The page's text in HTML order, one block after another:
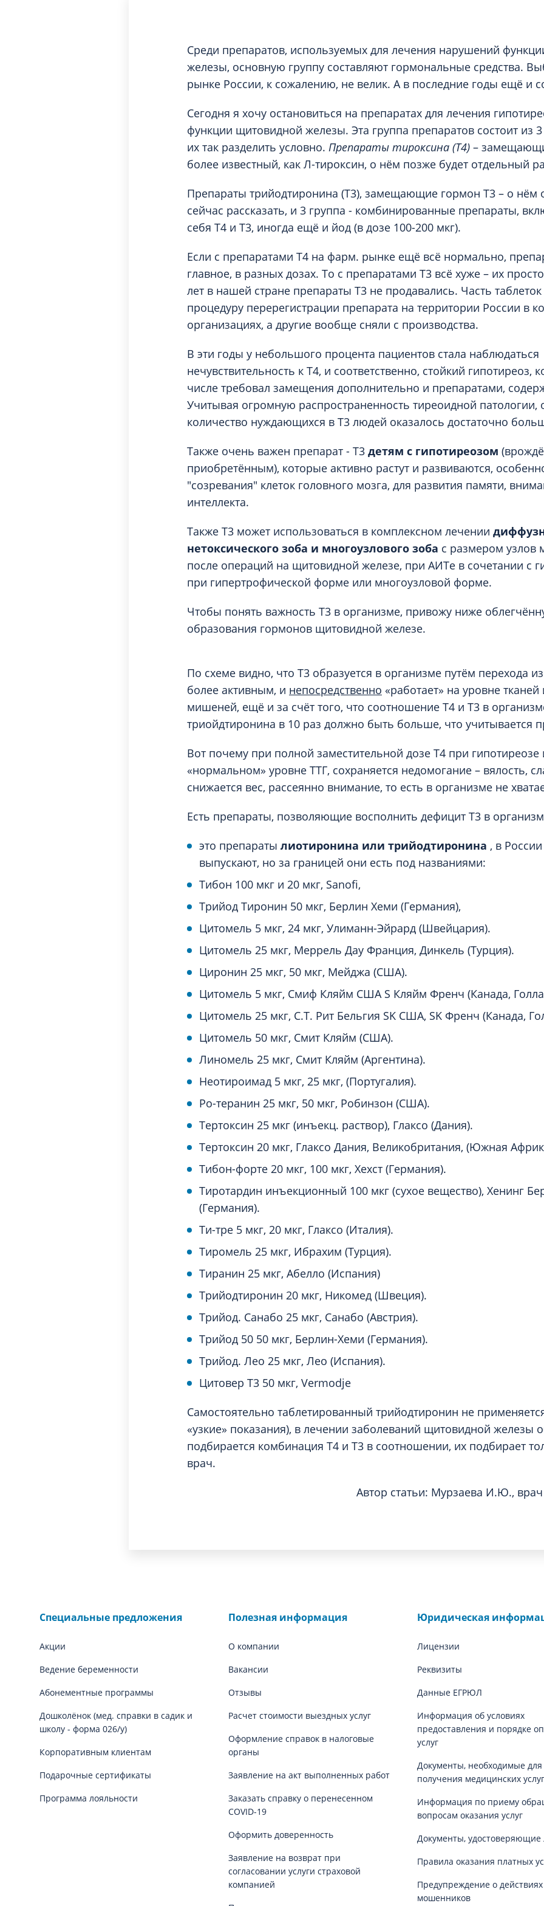
Мануальная терапия
Массаж
Медицинский педикюр и маникюр
Неврология
Нейропсихология
Нейрохирургия
Нефрология
Онкоурология
Остеопатия
Пульмонология
Ревматология
Рефлексотерапия
Сестринский уход (сиделки)
Сомнология
Среди препаратов, используемых для лечения нарушений
железы, основную группу составляют гормональные средства.
рынке России, к сожалению, не велик. А в последние годы ещё и
Сегодня я хочу остановиться на препаратах для лечения
функции щитовидной железы. Эта группа препаратов состоит из
их так разделить условно. Препараты тироксина (Т4) –
более известный, как Л-тироксин, о нём позже будет отдельный
Препараты трийодтиронина (Т3), замещающие гормон Т3 – о нём
сейчас рассказать, и 3 группа - комбинированные препараты,
себя Т4 и Т3, иногда ещё и йод (в дозе 100-200 мкг).
Если с препаратами Т4 на фарм. рынке ещё всё нормально,
главное, в разных дозах. То с препаратами Т3 всё хуже – их
лет в нашей стране препараты Т3 не продавались. Часть
процедуру перерегистрации препарата на территории России в
организациях, а другие вообще сняли с производства.
В эти годы у небольшого процента пациентов стала наблюдаться
нечувствительность к Т4, и соответственно, стойкий гипотиреоз,
числе требовал замещения дополнительно и препаратами,
Учитывая огромную распространенность тиреоидной патологии,
количество нуждающихся в Т3 людей оказалось достаточно
Также очень важен препарат - Т3 детям с гипотиреозом
приобретённым), которые активно растут и развиваются,
"созревания" клеток головного мозга, для развития памяти,
интеллекта.
Также Т3 может использоваться в комплексном лечении
нетоксического зоба и многоузлового зоба с размером узлов
после операций на щитовидной железе, при АИТе в сочетании с
при гипертрофической форме или многоузловой форме.
Чтобы понять важность Т3 в организме, привожу ниже
образования гормонов щитовидной железе.
По схеме видно, что Т3 образуется в организме путём перехода
более активным, и непосредственно «работает» на уровне тканей
мишеней, ещё и за счёт того, что соотношение Т4 и Т3 в
триойдтиронина в 10 раз должно быть больше, что учитывается
Вот почему при полной заместительной дозе Т4 при гипотиреозе
«нормальном» уровне ТТГ, сохраняется недомогание – вялость,
снижается вес, рассеянно внимание, то есть в организме не
Есть препараты, позволяющие восполнить дефицит Т3 в
это препараты лиотиронина или трийодтиронина , в
выпускают, но за границей они есть под названиями:
Тибон 100 мкг и 20 мкг, Sanofi,
Трийод Тиронин 50 мкг, Берлин Хеми (Германия),
Цитомель 5 мкг, 24 мкг, Улиманн-Эйрард (Швейцария).
Цитомель 25 мкг, Меррель Дау Франция, Динкель (Турция).
Циронин 25 мкг, 50 мкг, Мейджа (США).
Цитомель 5 мкг, Смиф Кляйм США S Кляйм Френч (Канада,
Цитомель 25 мкг, С.Т. Рит Бельгия SK США, SK Френч (Канада,
Цитомель 50 мкг, Смит Кляйм (США).
Линомель 25 мкг, Смит Кляйм (Аргентина).
Неотироимад 5 мкг, 25 мкг, (Португалия).
Ро-теранин 25 мкг, 50 мкг, Робинзон (США).
Тертоксин 25 мкг (инъекц. раствор), Глаксо (Дания).
Тертоксин 20 мкг, Глаксо Дания, Великобритания, (Южная
Тибон-форте 20 мкг, 100 мкг, Хехст (Германия).
Тиротардин инъекционный 100 мкг (сухое вещество), Хенинг
(Германия).
Ти-тре 5 мкг, 20 мкг, Глаксо (Италия).
Тиромель 25 мкг, Ибрахим (Турция).
Тиранин 25 мкг, Абелло (Испания)
Трийодтиронин 20 мкг, Никомед (Швеция).
Трийод. Санабо 25 мкг, Санабо (Австрия).
Трийод 50 50 мкг, Берлин-Хеми (Германия).
Трийод. Лео 25 мкг, Лео (Испания).
Цитовер Т3 50 мкг, Vermodje
Самостоятельно таблетированный трийодтиронин не
«узкие» показания), в лечении заболеваний щитовидной железы
подбирается комбинация Т4 и Т3 в соотношении, их подбирает
врач.
Автор статьи: Мурзаева И.Ю.,
Специальные предложения
Акции
Ведение беременности
Абонементные программы
Дошколёнок (мед. справки в садик и
школу - форма 026/у)
Корпоративным клиентам
Подарочные сертификаты
Программа лояльности
Полезная информация
О компании
Вакансии
Отзывы
Расчет стоимости выездных услуг
Оформление справок в налоговые
органы
Заявление на акт выполненных работ
Заказать справку о перенесенном
COVID-19
Оформить доверенность
Заявление на возврат при
согласовании услуги страховой
компанией
Юридическая
Лицензии
Реквизиты
Данные ЕГРЮЛ
Информация об условиях
предоставления и порядке
услуг
Документы, необходимые для
получения медицинских услуг
Информация по приему
вопросам оказания услуг
Документы, удостоверяющие
Правила оказания платных
Предупреждение о действиях
мошенников